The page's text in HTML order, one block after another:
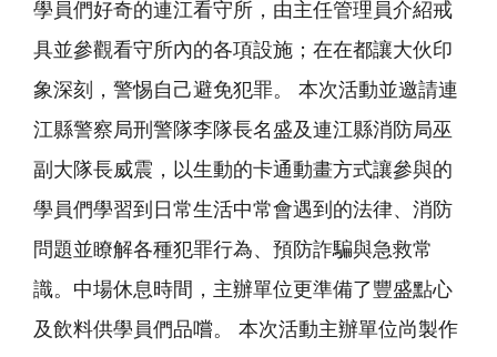
學員們好奇的連江看守所，由主任管理員介紹戒
具並參觀看守所內的各項設施；在在都讓大伙印
象深刻，警惕自己避免犯罪。 本次活動並邀請連
江縣警察局刑警隊李隊長名盛及連江縣消防局巫
副大隊長威震，以生動的卡通動畫方式讓參與的
學員們學習到日常生活中常會遇到的法律、消防
問題並瞭解各種犯罪行為、預防詐騙與急救常
識。中場休息時間，主辦單位更準備了豐盛點心
及飲料供學員們品嚐。 本次活動主辦單位尚製作